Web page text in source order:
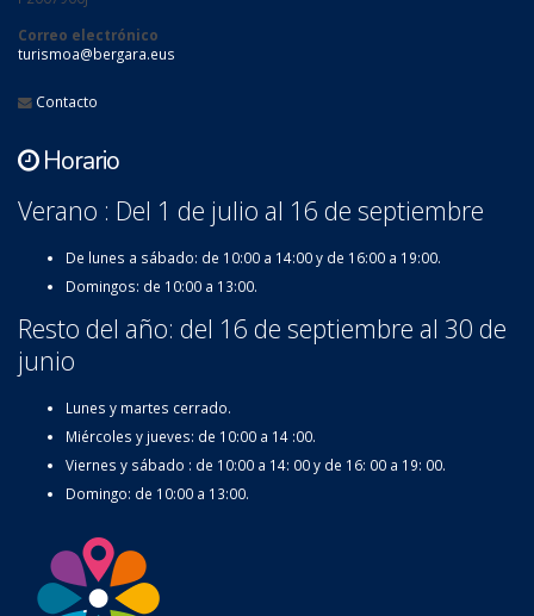
Correo electrónico
turismoa@bergara.eus
Contacto
Horario
Verano : Del 1 de julio al 16 de septiembre
De lunes a sábado: de 10:00 a 14:00 y de 16:00 a 19:00.
Domingos: de 10:00 a 13:00.
Resto del año: del 16 de septiembre al 30 de
junio
Lunes y martes cerrado.
Miércoles y jueves: de 10:00 a 14 :00.
Viernes y sábado : de 10:00 a 14: 00 y de 16: 00 a 19: 00.
Domingo: de 10:00 a 13:00.